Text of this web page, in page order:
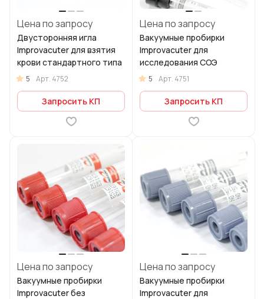
Цена по запросу
Двусторонняя игла
Improvacuter для взятия
крови стандартного типа
5 Арт. 4752
Запросить КП
Цена по запросу
Вакуумные пробирки
Improvacuter для
исследования СОЭ
5 Арт. 4751
Запросить КП
Цена по запросу
Вакуумные пробирки
Improvacuter без
Цена по запросу
Вакуумные пробирки
Improvacuter для